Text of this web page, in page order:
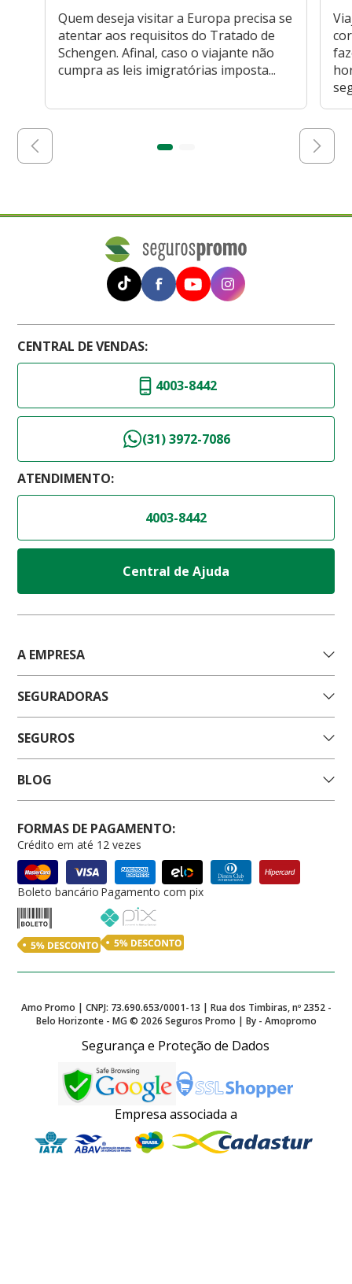
Quem deseja visitar a Europa precisa se
atentar aos requisitos do Tratado de
Schengen. Afinal, caso o viajante não
cumpra as leis imigratórias imposta...
CENTRAL DE VENDAS:
4003-8442
(31) 3972-7086
ATENDIMENTO:
4003-8442
Central de Ajuda
A EMPRESA
SEGURADORAS
SEGUROS
BLOG
FORMAS DE PAGAMENTO:
Crédito em até 12 vezes
Boleto bancário Pagamento com pix
Amo Promo | CNPJ: 73.690.653/0001-13 | Rua dos Timbiras, nº 2352 -
Belo Horizonte - MG © 2026 Seguros Promo | By - Amopromo
Segurança e Proteção de Dados
Empresa associada a